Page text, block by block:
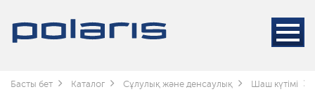
Басты бет Каталог Сұлулық және денсаулық Шаш күтімі